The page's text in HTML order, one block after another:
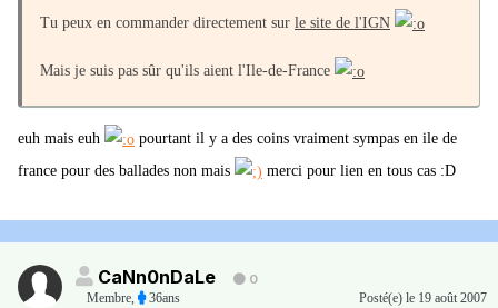
Tu peux en commander directement sur le site de l'IGN
Mais je suis pas sûr qu'ils aient l'Ile-de-France
euh mais euh
pourtant il y a des coins vraiment sympas en ile de
france pour des ballades non mais
merci pour lien en tous cas :D
CaNn0nDaLe
0
Membre, 36ans Posté(e) le 19 août 2007